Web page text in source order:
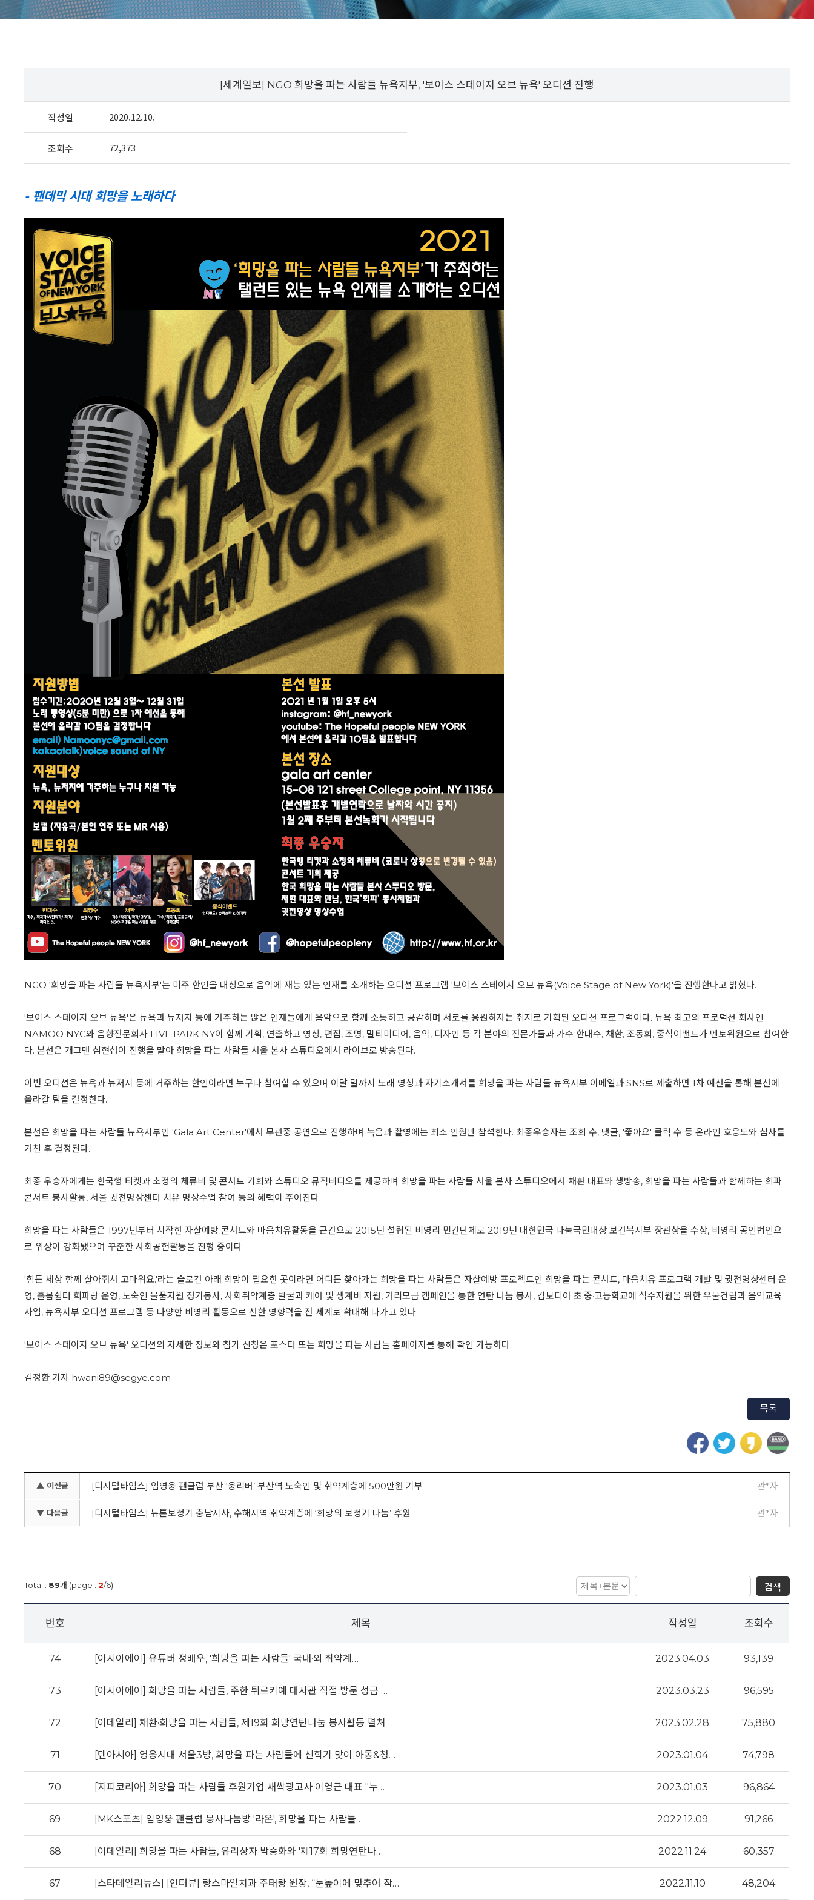
[세계일보] NGO 희망을 파는 사람들 뉴욕지부, '보이스 스테이지 오브 뉴욕' 오디션 진행
작성일 2020.12.10.
조회수 72,373
- 팬데믹 시대 희망을 노래하다
NGO '희망을 파는 사람들 뉴욕지부'는 미주 한인을 대상으로 음악에 재능 있는 인재를 소개하는 오디션 프로그램 '보이스 스테이지 오브 뉴욕(Voice Stage of New York)'을 진행한다고 밝혔다.
'보이스 스테이지 오브 뉴욕'은 뉴욕과 뉴저지 등에 거주하는 많은 인재들에게 음악으로 함께 소통하고 공감하며 서로를 응원하자는 취지로 기획된 오디션 프로그램이다. 뉴욕 최고의 프로덕션 회사인
NAMOO NYC와 음향전문회사 LIVE PARK NY이 함께 기획, 연출하고 영상, 편집, 조명, 멀티미디어, 음악, 디자인 등 각 분야의 전문가들과 가수 한대수, 채환, 조동희, 중식이밴드가 멘토위원으로 참여한
다. 본선은 개그맨 심현섭이 진행을 맡아 희망을 파는 사람들 서울 본사 스튜디오에서 라이브로 방송된다.
이번 오디션은 뉴욕과 뉴저지 등에 거주하는 한인이라면 누구나 참여할 수 있으며 이달 말까지 노래 영상과 자기소개서를 희망을 파는 사람들 뉴욕지부 이메일과 SNS로 제출하면 1차 예선을 통해 본선에
올라갈 팀을 결정한다.
본선은 희망을 파는 사람들 뉴욕지부인 'Gala Art Center'에서 무관중 공연으로 진행하며 녹음과 촬영에는 최소 인원만 참석한다. 최종우승자는 조회 수, 댓글, '좋아요' 클릭 수 등 온라인 호응도와 심사를
거친 후 결정된다.
최종 우승자에게는 한국행 티켓과 소정의 체류비 및 콘서트 기회와 스튜디오 뮤직비디오를 제공하며 희망을 파는 사람들 서울 본사 스튜디오에서 채환 대표와 생방송, 희망을 파는 사람들과 함께하는 희파
콘서트 봉사활동, 서울 귓전명상센터 치유 명상수업 참여 등의 혜택이 주어진다.
희망을 파는 사람들은 1997년부터 시작한 자살예방 콘서트와 마음치유활동을 근간으로 2015년 설립된 비영리 민간단체로 2019년 대한민국 나눔국민대상 보건복지부 장관상을 수상, 비영리 공인법인으
로 위상이 강화됐으며 꾸준한 사회공헌활동을 진행 중이다.
'힘든 세상 함께 살아줘서 고마워요.'라는 슬로건 아래 희망이 필요한 곳이라면 어디든 찾아가는 희망을 파는 사람들은 자살예방 프로젝트인 희망을 파는 콘서트, 마음치유 프로그램 개발 및 귓전명상센터 운
영, 홀몸쉼터 희파랑 운영, 노숙인 물품지원 정기봉사, 사회취약계층 발굴과 케어 및 생계비 지원, 거리모금 캠페인을 통한 연탄 나눔 봉사, 캄보디아 초·중·고등학교에 식수지원을 위한 우물건립과 음악교육
사업, 뉴욕지부 오디션 프로그램 등 다양한 비영리 활동으로 선한 영향력을 전 세계로 확대해 나가고 있다.
'보이스 스테이지 오브 뉴욕' 오디션의 자세한 정보와 참가 신청은 포스터 또는 희망을 파는 사람들 홈페이지를 통해 확인 가능하다.
김정환 기자 hwani89@segye.com
목록
▲ 이전글 [디지털타임스] 임영웅 팬클럽 부산 ‘웅리버’ 부산역 노숙인 및 취약계층에 500만원 기부 관*자
▼ 다음글 [디지털타임스] 뉴톤보청기 충남지사, 수해지역 취약계층에 ‘희망의 보청기 나눔’ 후원 관*자
Total : 89개 (page :2/6) 검색
번호 제목 작성일 조회수
74 [아시아에이] 유튜버 정배우, '희망을 파는 사람들' 국내·외 취약계… 2023.04.03 93,139
73 [아시아에이] 희망을 파는 사람들, 주한 튀르키예 대사관 직접 방문 성금 … 2023.03.23 96,595
72 [이데일리] 채환·희망을 파는 사람들, 제19회 희망연탄나눔 봉사활동 펼쳐 2023.02.28 75,880
71 [텐아시아] 영웅시대 서울3방, 희망을 파는 사람들에 신학기 맞이 아동&청… 2023.01.04 74,798
70 [지피코리아] 희망을 파는 사람들 후원기업 새싹광고사 이영근 대표 "누… 2023.01.03 96,864
69 [MK스포츠] 임영웅 팬클럽 봉사나눔방 '라온', 희망을 파는 사람들… 2022.12.09 91,266
68 [이데일리] 희망을 파는 사람들, 유리상자 박승화와 '제17회 희망연탄나… 2022.11.24 60,357
67 [스타데일리뉴스] [인터뷰] 랑스마일치과 주태랑 원장, “눈높이에 맞추어 작… 2022.11.10 48,204